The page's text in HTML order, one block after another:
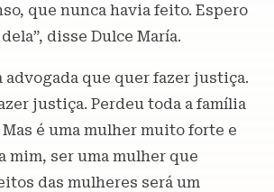
que nunca havia feito. Espero
disse Dulce María.
advogada que quer fazer justiça.
justiça. Perdeu toda a família
é uma mulher muito forte e
mim, ser uma mulher que
das mulheres será um